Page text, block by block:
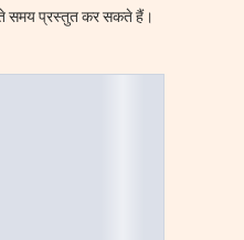
समय प्रस्तुत कर सकते हैं।